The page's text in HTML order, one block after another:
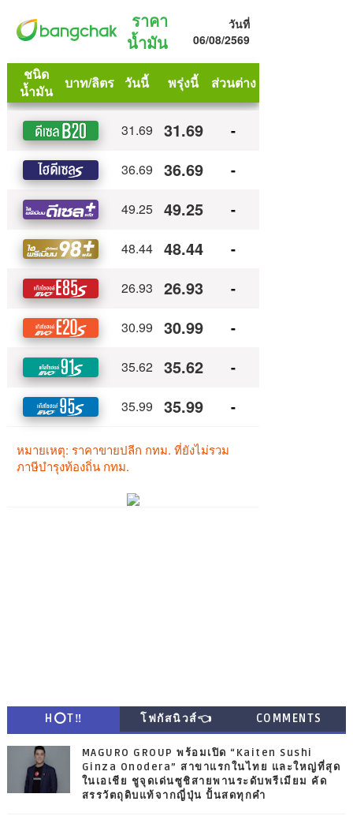
H⭕T‼ โฟกัสนิวส์👈 COMMENTS
MAGURO GROUP พร้อมเปิด “Kaiten Sushi
Ginza Onodera” สาขาแรกในไทย และใหญ่ที่สุด
ในเอเชีย ชูจุดเด่นซูชิสายพานระดับพรีเมียม คัด
สรรวัตถุดิบแท้จากญี่ปุ่น ปั้นสดทุกคำ